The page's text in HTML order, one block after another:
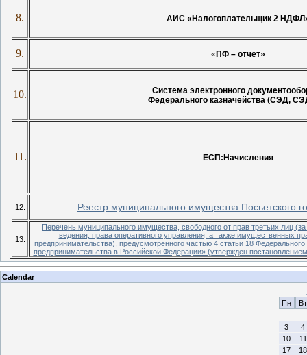
8. АИС «Налогоплательщик 2
9. «ПФ – отчет»
10.
Система электронного
Федерального казначейства (СЭД,
11. ЕСП:Начисления
12. Реестр муниципального имущества Посьетского
13.
Перечень муниципального имущества, свободного от прав третьих лиц
ведения, права оперативного управления, а также имущественных
предпринимательства), предусмотренного частью 4 статьи 18
предпринимательства в Российской Федерации» (утвержден
Calendar
Пн
Вт
3
4
10
11
17
18